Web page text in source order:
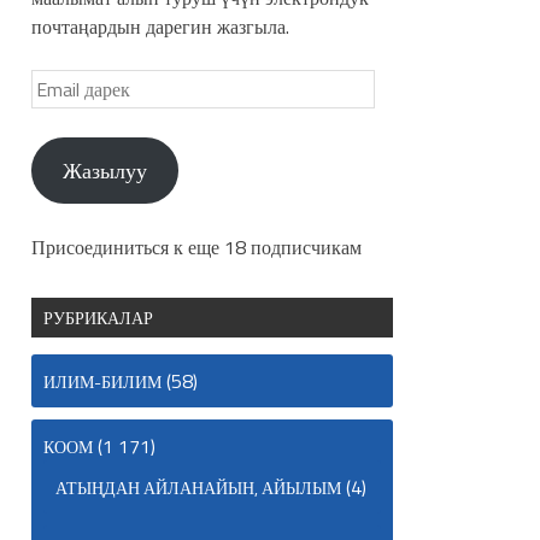
почтаңардын дарегин жазгыла.
Жазылуу
Присоединиться к еще 18 подписчикам
РУБРИКАЛАР
ИЛИМ-БИЛИМ(58)
КООМ(1 171)
АТЫҢДАН АЙЛАНАЙЫН, АЙЫЛЫМ(4)